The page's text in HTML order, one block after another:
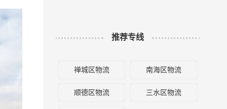
推荐专线
禅城区物流 南海区物流
顺德区物流 三水区物流